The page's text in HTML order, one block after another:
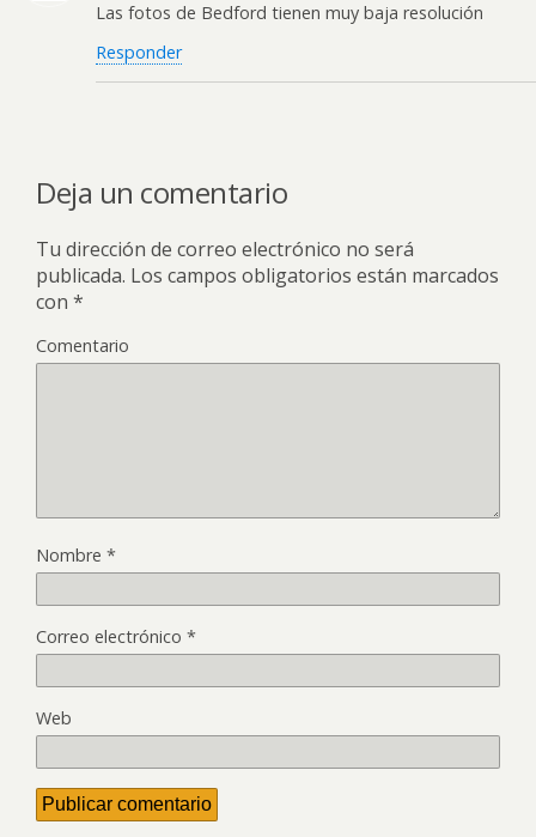
Las fotos de Bedford tienen muy baja resolución
Responder
Deja un comentario
Tu dirección de correo electrónico no será
publicada. Los campos obligatorios están marcados
con *
Comentario
Nombre *
Correo electrónico *
Web